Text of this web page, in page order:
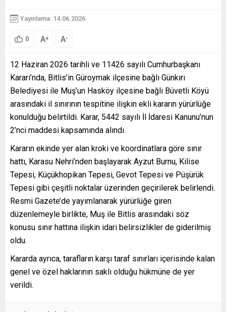
Yayınlama: 14.06.2026
0 A+ A-
12 Haziran 2026 tarihli ve 11426 sayılı Cumhurbaşkanı
Kararı’nda, Bitlis’in Güroymak ilçesine bağlı Günkırı
Belediyesi ile Muş’un Hasköy ilçesine bağlı Büvetli Köyü
arasındaki il sınırının tespitine ilişkin ekli kararın yürürlüğe
konulduğu belirtildi. Karar, 5442 sayılı İl İdaresi Kanunu’nun
2’nci maddesi kapsamında alındı.
Kararın ekinde yer alan kroki ve koordinatlara göre sınır
hattı, Karasu Nehri’nden başlayarak Ayzut Burnu, Kilise
Tepesi, Küçükhopikan Tepesi, Gevot Tepesi ve Püşürük
Tepesi gibi çeşitli noktalar üzerinden geçirilerek belirlendi.
Resmi Gazete’de yayımlanarak yürürlüğe giren
düzenlemeyle birlikte, Muş ile Bitlis arasındaki söz
konusu sınır hattına ilişkin idari belirsizlikler de giderilmiş
oldu.
Kararda ayrıca, tarafların karşı taraf sınırları içerisinde kalan
genel ve özel haklarının saklı olduğu hükmüne de yer
verildi.